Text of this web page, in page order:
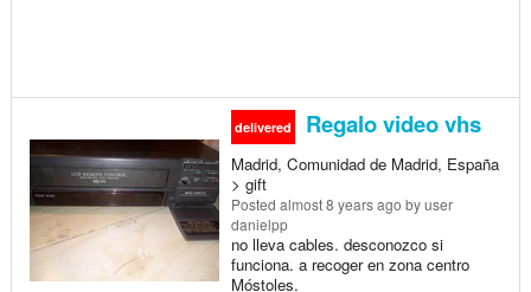
delivered Regalo video vhs
Madrid, Comunidad de Madrid, España
> gift
Posted almost 8 years ago by user
danielpp
no lleva cables. desconozco si
funciona. a recoger en zona centro
Móstoles.